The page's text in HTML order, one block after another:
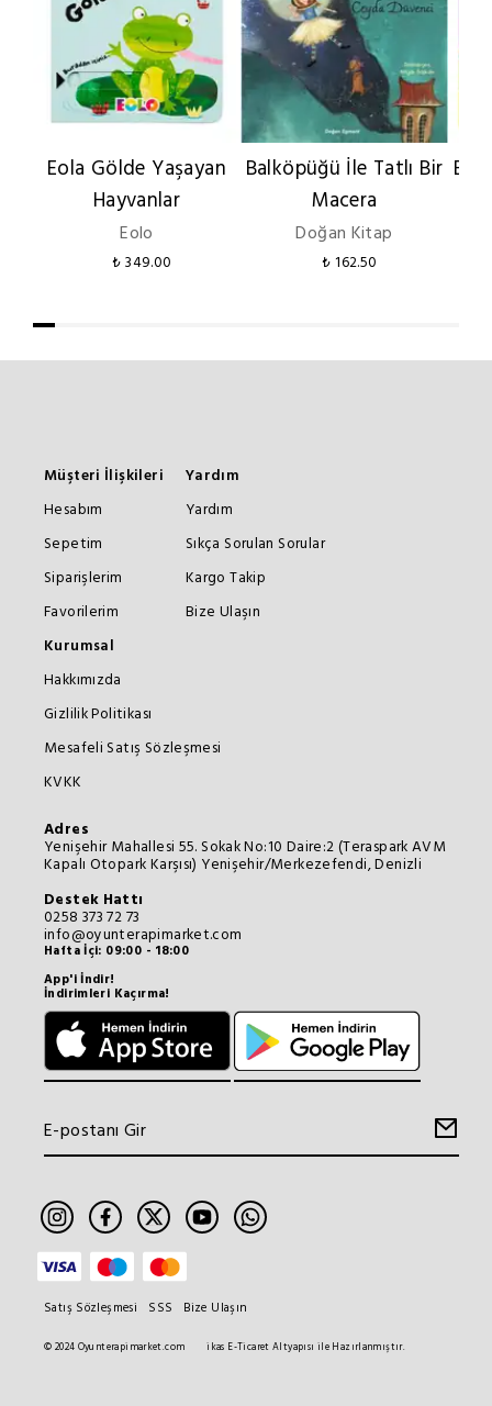
Eola Gölde Yaşayan
Hayvanlar
Eolo
₺ 349.00
Balköpüğü İle Tatlı Bir
Macera
Doğan Kitap
₺ 162.50
Müşteri İlişkileri
Hesabım
Sepetim
Siparişlerim
Favorilerim
Yardım
Yardım
Sıkça Sorulan Sorular
Kargo Takip
Bize Ulaşın
Kurumsal
Hakkımızda
Gizlilik Politikası
Mesafeli Satış Sözleşmesi
KVKK
Adres
Yenişehir Mahallesi 55. Sokak No:10 Daire:2 (Teraspark AVM
Kapalı Otopark Karşısı) Yenişehir/Merkezefendi, Denizli
Destek Hattı
0258 373 72 73
info@oyunterapimarket.com
Hafta İçi: 09:00 - 18:00
App'i İndir!
İndirimleri Kaçırma!
© 2024 Oyunterapimarket.com ikas E-Ticaret Altyapısı ile Hazırlanmıştır.
Satış Sözleşmesi SSS Bize Ulaşın